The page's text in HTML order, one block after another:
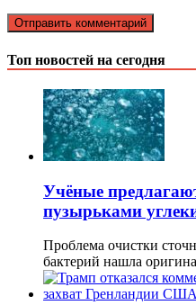
Топ новостей на сегодня
Учёные
пузырьками
Проблема очистки
бактерий нашла